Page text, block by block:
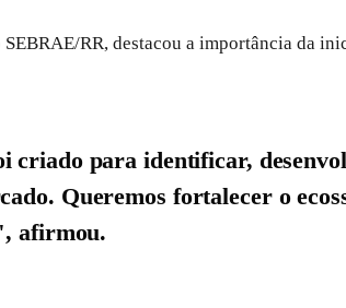
RR, destacou a importância da
para identificar,
Queremos fortalecer o
afirmou.